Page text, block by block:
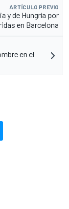
ARTÍCULO PREVIO
y de Hungría por
en Barcelona
en el